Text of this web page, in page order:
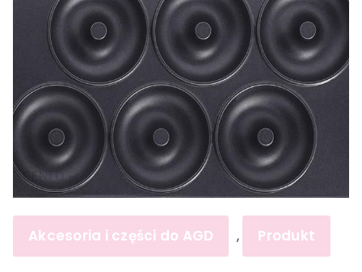
Akcesoria i części do AGD , Produkt